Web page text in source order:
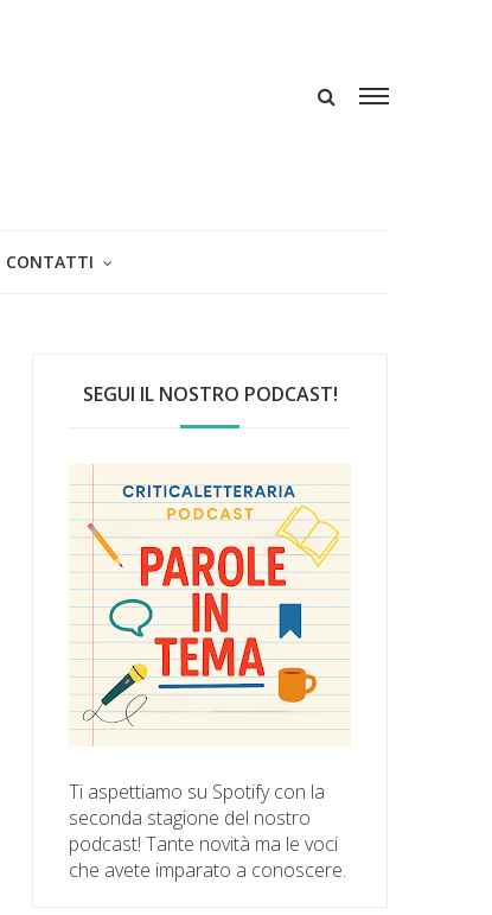
CONTATTI
SEGUI IL NOSTRO PODCAST!
Ti aspettiamo su Spotify con la
seconda stagione del nostro
podcast! Tante novità ma le voci
che avete imparato a conoscere.